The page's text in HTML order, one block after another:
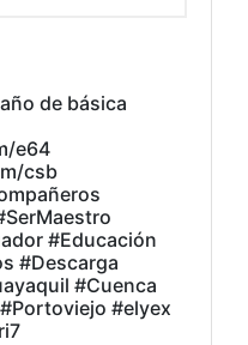
de básica
e64
csb
#Educación
#Descarga
#Cuenca
#elyex